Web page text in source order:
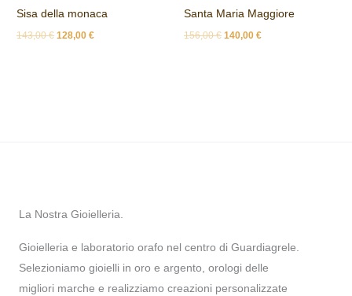
Sisa della monaca
143,00€
143,00 €.
128,00€
128,00 €.
Santa Maria Maggiore
156,00€
156,00 €.
140,00 €
140,00 €.
La Nostra Gioielleria.
Gioielleria e laboratorio orafo nel centro di Guardiagrele.
Selezioniamo gioielli in oro e argento, orologi delle
migliori marche e realizziamo creazioni personalizzate